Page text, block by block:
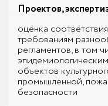
Проектов,
оценка
требованиям
регламентов, в том
объектов
промышленной,
безопасности